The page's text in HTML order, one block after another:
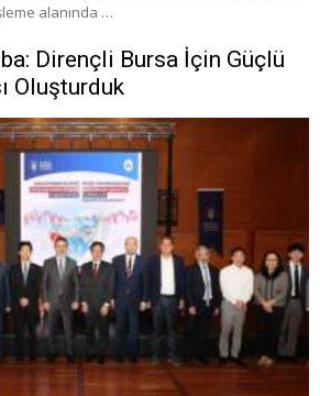
alanında …
Dirençli Bursa İçin Güçlü
Oluşturduk